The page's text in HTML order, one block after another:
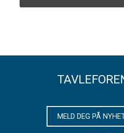
MELD DEG PÅ